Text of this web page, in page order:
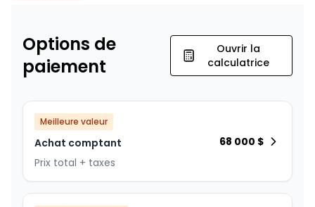
Options de
paiement
Ouvrir la
calculatrice
Meilleure valeur
Achat comptant
Prix total + taxes
68 000 $